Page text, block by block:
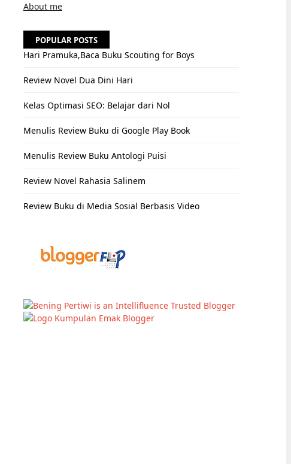
About me
POPULAR POSTS
Hari Pramuka,Baca Buku Scouting for Boys
Review Novel Dua Dini Hari
Kelas Optimasi SEO: Belajar dari Nol
Menulis Review Buku di Google Play Book
Menulis Review Buku Antologi Puisi
Review Novel Rahasia Salinem
Review Buku di Media Sosial Berbasis Video